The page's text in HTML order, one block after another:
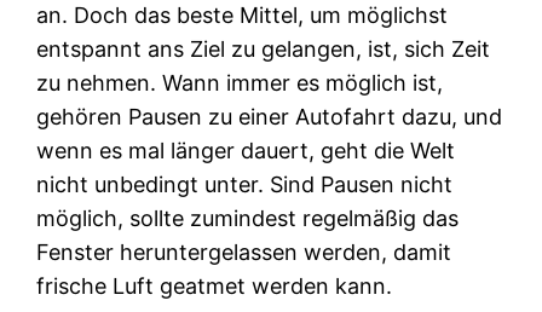
an. Doch das beste Mittel, um möglichst
entspannt ans Ziel zu gelangen, ist, sich Zeit
zu nehmen. Wann immer es möglich ist,
gehören Pausen zu einer Autofahrt dazu, und
wenn es mal länger dauert, geht die Welt
nicht unbedingt unter. Sind Pausen nicht
möglich, sollte zumindest regelmäßig das
Fenster heruntergelassen werden, damit
frische Luft geatmet werden kann.